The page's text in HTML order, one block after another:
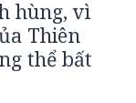
hùng, vì
Thiên
thể bất